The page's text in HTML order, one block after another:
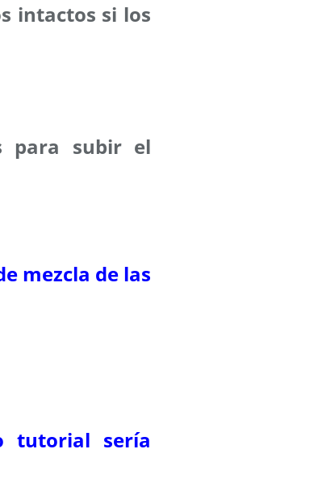
intactos si los
para subir el
mezcla de las
tutorial sería